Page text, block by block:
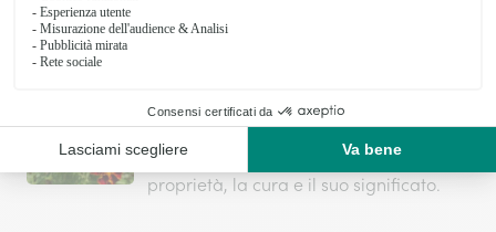
Il Garofano Indiano o Tagete è una
delle tante specie di garofano.
Scopriamo insieme tutte le sue
proprietà, la cura e il suo significato.